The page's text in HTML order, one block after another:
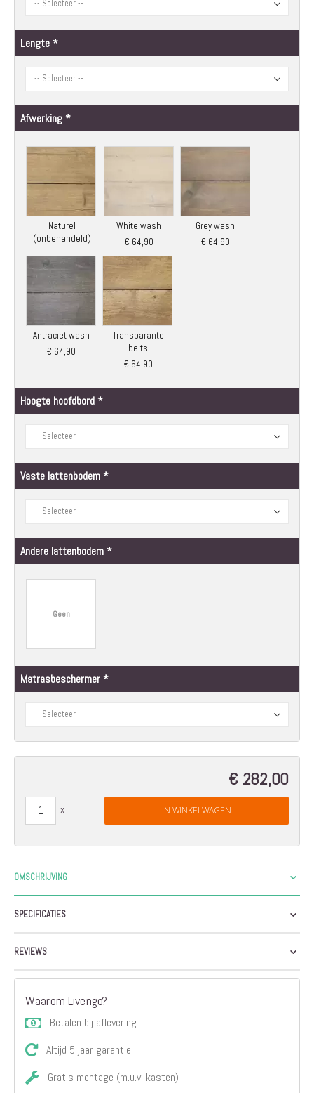
Lengte
Afwerking
Naturel
(onbehandeld)
White wash
€ 64,90
Grey wash
€ 64,90
Antraciet wash
€ 64,90
Transparante
beits
€ 64,90
Hoogte hoofdbord
Vaste lattenbodem
Andere lattenbodem
Geen
Matrasbeschermer
€ 282,00
IN WINKELWAGEN
OMSCHRIJVING
SPECIFICATIES
REVIEWS
Waarom Livengo?
Betalen bij aflevering
Altijd 5 jaar garantie
Gratis montage (m.u.v. kasten)